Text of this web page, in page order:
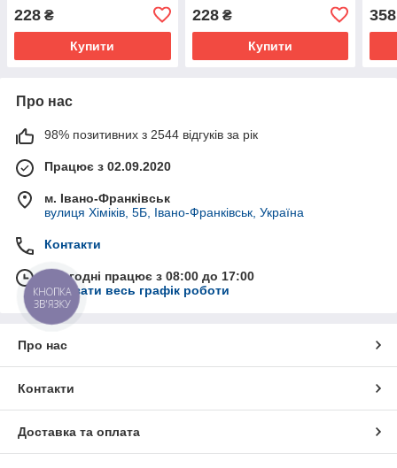
228 ₴
Купити
228₴
Купити
358
Про нас
98% позитивних з 2544 відгуків за рік
Працює з 02.09.2020
м. Івано-Франківськ
вулиця Хіміків, 5Б, Івано-Франківськ, Україна
Контакти
Сьогодні працює з 08:00 до 17:00
Показати весь графік роботи
Про нас
Контакти
Доставка та оплата
КНОПКА
ЗВ'ЯЗКУ